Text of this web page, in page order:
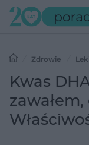
Zdrowie Leki
i AMD. Właściwości
Kwas